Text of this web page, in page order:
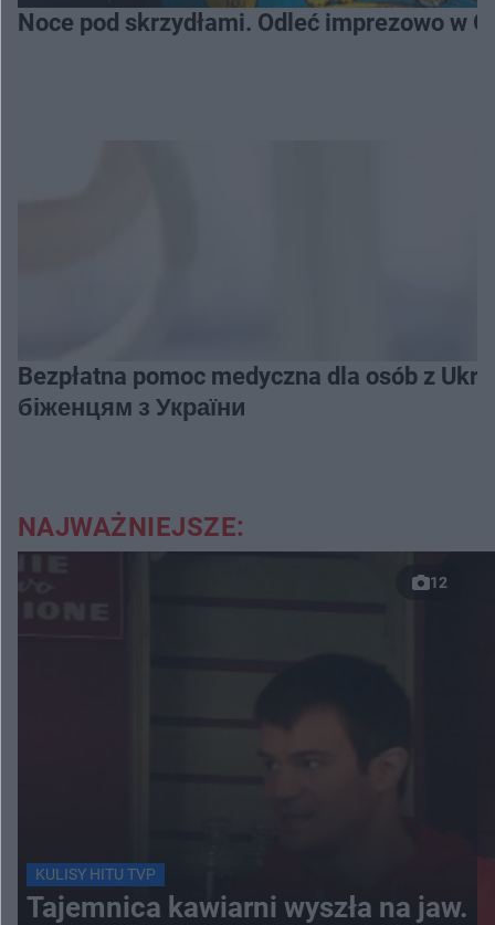
Noce pod skrzydłami. Odleć imprezowo w
Bezpłatna pomoc medyczna dla osób z
біженцям з України
NAJWAŻNIEJSZE:
12
KULISY HITU TVP
Tajemnica kawiarni wyszła na jaw.